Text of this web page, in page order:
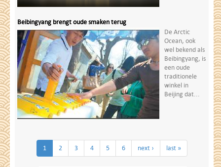
Beibingyang brengt oude smaken terug
De Arctic
Ocean, ook
wel bekend als
Beibingyang, is
een oude
traditionele
winkel in
Beijing dat...
1 2 3 4 5 6 next › last »